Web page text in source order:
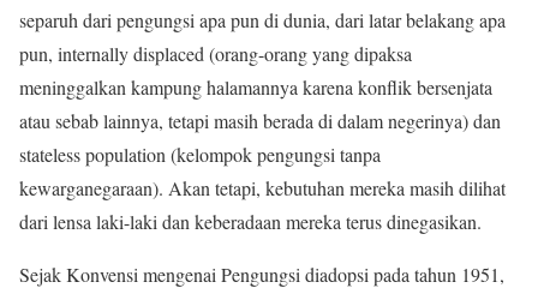
separuh dari pengungsi apa pun di dunia, dari latar belakang apa
pun, internally displaced (orang-orang yang dipaksa
meninggalkan kampung halamannya karena konflik bersenjata
atau sebab lainnya, tetapi masih berada di dalam negerinya) dan
stateless population (kelompok pengungsi tanpa
kewarganegaraan). Akan tetapi, kebutuhan mereka masih dilihat
dari lensa laki-laki dan keberadaan mereka terus dinegasikan.
Sejak Konvensi mengenai Pengungsi diadopsi pada tahun 1951,